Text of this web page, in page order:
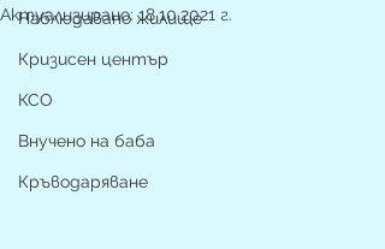
Наблюдавано жилище
Кризисен център
КСО
Внучено на баба
Кръводаряване
Актуализирано:18.10.2021 г.